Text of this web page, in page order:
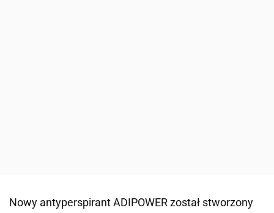
Nowy antyperspirant ADIPOWER został stworzony